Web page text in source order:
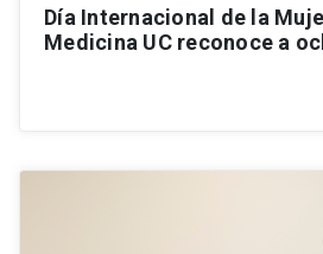
Día Internacional de la
Medicina UC reconoce a